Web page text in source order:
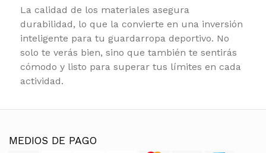
La calidad de los materiales asegura
durabilidad, lo que la convierte en una inversión
inteligente para tu guardarropa deportivo. No
solo te verás bien, sino que también te sentirás
cómodo y listo para superar tus límites en cada
actividad.
MEDIOS DE PAGO